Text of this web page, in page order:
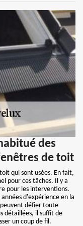
des
de toit
qui sont usées. En fait,
pour ces tâches. Il y a
pour les interventions.
d'expérience en la
défier toute
détaillées, il suffit de
un coup de fil.